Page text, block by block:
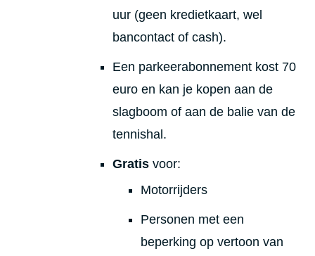
uur (geen kredietkaart, wel
bancontact of cash).
Een parkeerabonnement kost 70
euro en kan je kopen aan de
slagboom of aan de balie van de
tennishal.
Gratis voor:
Motorrijders
Personen met een
beperking op vertoon van